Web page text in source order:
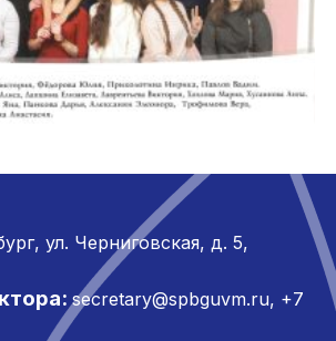
ул. Черниговская, д. 5,
secretary@spbguvm.ru, +7